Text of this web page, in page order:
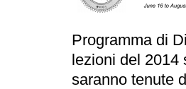
Programma di
lezioni del 2014
saranno tenute